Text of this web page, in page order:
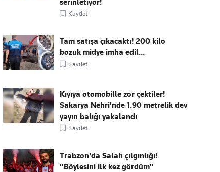
serinletiyor!
Kaydet
Tam satışa çıkacaktı! 200 kilo
bozuk midye imha edil...
Kaydet
Kıyıya otomobille zor çektiler!
Sakarya Nehri'nde 1.90 metrelik dev
yayın balığı yakalandı
Kaydet
Trabzon'da Salah çılgınlığı!
"Böylesini ilk kez gördüm"